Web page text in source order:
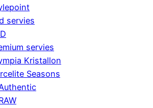
servies
servies
Kristallon
Seasons